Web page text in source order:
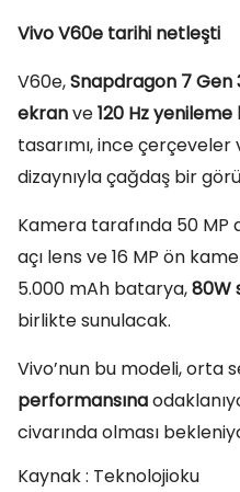
Vivo V60e tarihi netleşti
V60e,Snapdragon 7 Gen
ekranve120 Hz yenileme
tasarımı, ince
dizaynıyla çağdaş bir
Kamera tarafında 50 MP
açı lens ve 16 MP ön
5.000 mAh batarya,80W
birlikte sunulacak.
Vivo’nun bu modeli, orta
performansına
civarında olması
Kaynak : Teknolojioku